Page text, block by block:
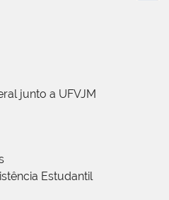
junto a UFVJM
Estudantil